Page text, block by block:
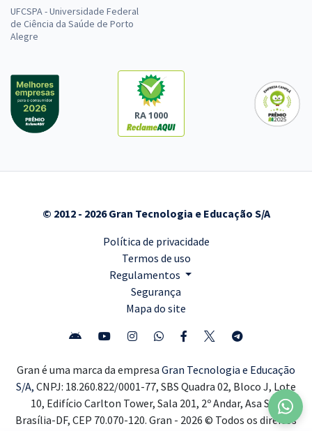
UFCSPA - Universidade Federal
de Ciência da Saúde de Porto
Alegre
RA 1000
© 2012 - 2026 Gran Tecnologia e Educação S/A
Política de privacidade
Termos de uso
Regulamentos
Segurança
Mapa do site
Gran é uma marca da empresa Gran Tecnologia e Educação
S/A, CNPJ: 18.260.822/0001-77, SBS Quadra 02, Bloco J, Lote
10, Edifício Carlton Tower, Sala 201, 2º Andar, Asa Sul,
Brasília-DF, CEP 70.070-120. Gran - 2026 © Todos os direitos